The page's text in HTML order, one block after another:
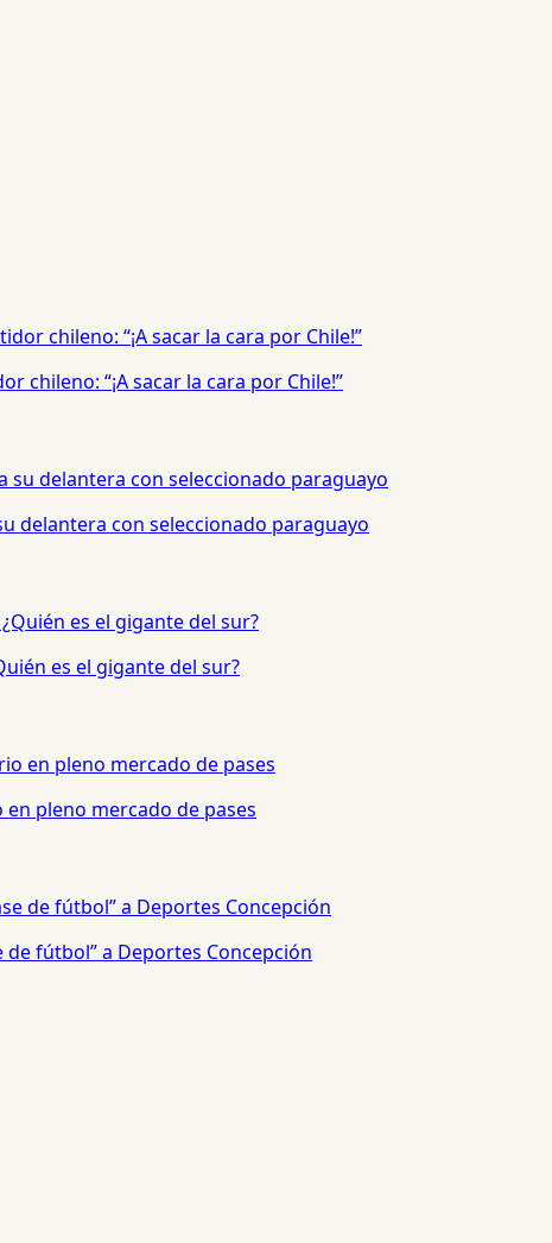
chileno: “¡A sacar la cara por Chile!”
delantera con seleccionado paraguayo
es el gigante del sur?
pleno mercado de pases
fútbol” a Deportes Concepción